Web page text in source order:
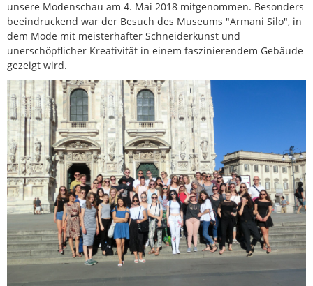
unsere Modenschau am 4. Mai 2018 mitgenommen. Besonders
beeindruckend war der Besuch des Museums "Armani Silo", in
dem Mode mit meisterhafter Schneiderkunst und
unerschöpflicher Kreativität in einem faszinierendem Gebäude
gezeigt wird.